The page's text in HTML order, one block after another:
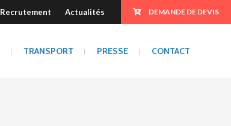
Recrutement Actualités DEMANDE DE DEVIS
TRANSPORT PRESSE CONTACT